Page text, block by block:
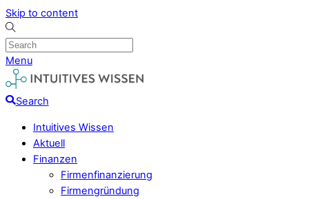
Skip to content
Menu
Search
Intuitives Wissen
Aktuell
Finanzen
Firmenfinanzierung
Firmengründung